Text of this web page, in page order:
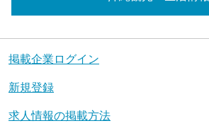
掲載企業ログイン
新規登録
求人情報の掲載方法